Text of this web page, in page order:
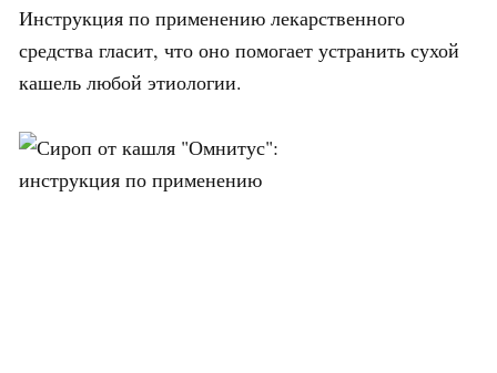
Инструкция по применению лекарственного
средства гласит, что оно помогает устранить сухой
кашель любой этиологии.